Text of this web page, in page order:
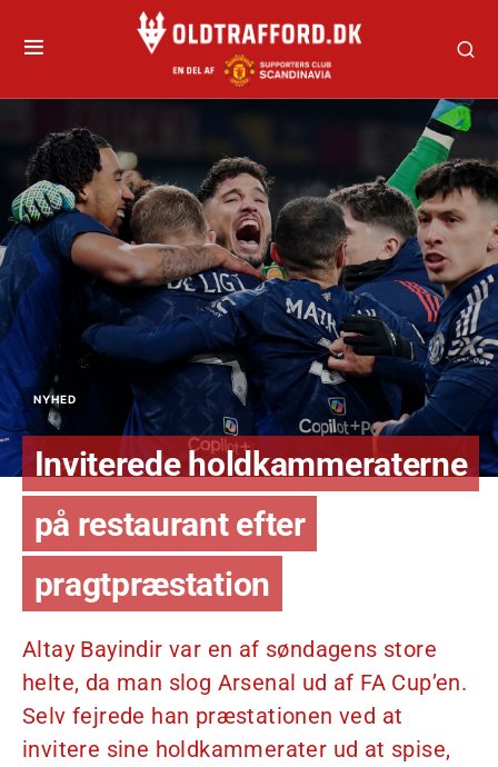
NYHED
Inviterede holdkammeraterne
på restaurant efter
pragtpræstation
Altay Bayindir var en af søndagens store
helte, da man slog Arsenal ud af FA Cup’en.
Selv fejrede han præstationen ved at
invitere sine holdkammerater ud at spise,